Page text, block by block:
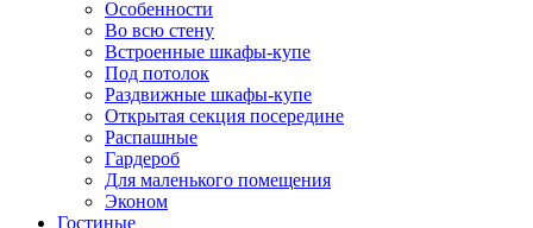
Особенности
Во всю стену
Встроенные шкафы-купе
Под потолок
Раздвижные шкафы-купе
Открытая секция посередине
Распашные
Гардероб
Для маленького помещения
Эконом
Гостиные